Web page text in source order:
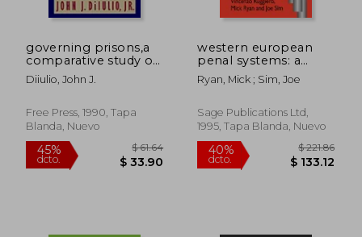
governing prisons,a
comparative study of
correctional
management (en
Diiulio, John J.
Free Press, 1990, Tapa
Blanda, Nuevo
western european
penal systems: a
critical anatomy (en
Inglés)
Ryan, Mick ; Sim, Joe
Sage Publications Ltd,
1995, Tapa Blanda, Nuevo